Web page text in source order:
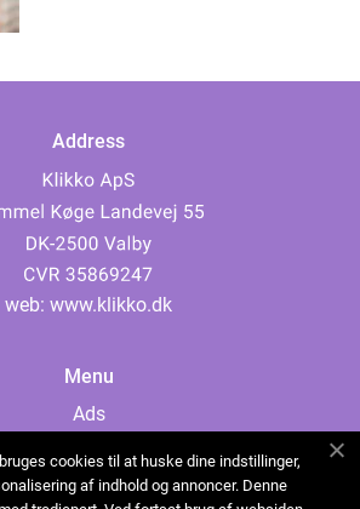
Address
web: www.klikko.dk
Menu
Ads
Cookies
cookies til at huske dine indstillinger,
af indhold og annoncer. Denne